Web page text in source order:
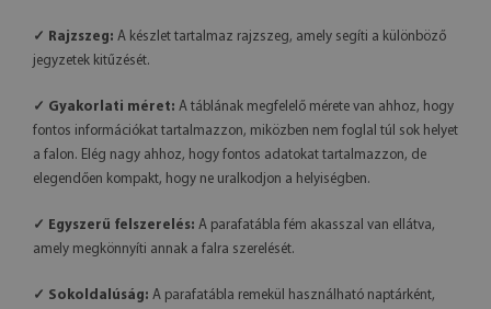
✓ Rajzszeg: A készlet tartalmaz rajzszeg, amely segíti a különböző
jegyzetek kitűzését.
✓ Gyakorlati méret: A táblának megfelelő mérete van ahhoz, hogy
fontos információkat tartalmazzon, miközben nem foglal túl sok helyet
a falon. Elég nagy ahhoz, hogy fontos adatokat tartalmazzon, de
elegendően kompakt, hogy ne uralkodjon a helyiségben.
✓ Egyszerű felszerelés: A parafatábla fém akasszal van ellátva,
amely megkönnyíti annak a falra szerelését.
✓ Sokoldalúság: A parafatábla remekül használható naptárként,